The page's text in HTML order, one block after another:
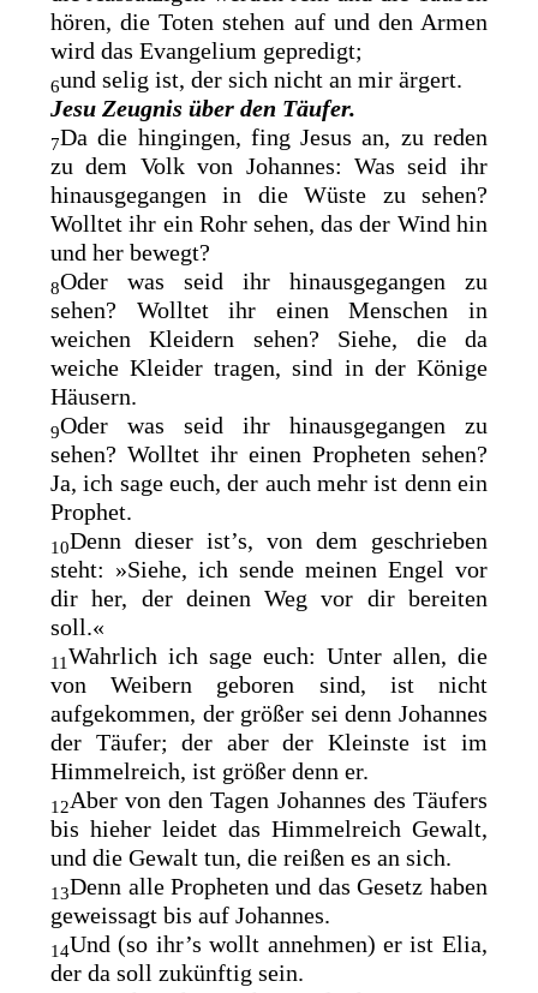
hören, die Toten stehen auf und den Armen
wird das Evangelium gepredigt;
6undselig ist, der sich nichtan mir ärgert.
Jesu Zeugnis über den Täufer.
7Da die hingingen, fing Jesus an, zu reden
zu dem Volk von Johannes: Was seid ihr
hinausgegangen in dieWüste zu sehen?
Wolltet ihr ein Rohr sehen, das der Wind hin
und her bewegt?
8Oder was seid ihr hinausgegangen zu
sehen? Wolltet ihr einen Menschen in
weichen Kleidern sehen? Siehe, die da
weiche Kleider tragen, sind in der Könige
Häusern.
9Oder was seid ihr hinausgegangen zu
sehen? Wolltet ihr einen Propheten sehen?
Ja, ich sage euch, der auch mehr ist denn ein
Prophet.
10Denn dieser ist’s, von dem geschrieben
steht: »Siehe, ich sende meinen Engel vor
dir her, der deinen Weg vor dir bereiten
soll.«
11Wahrlich ich sage euch: Unter allen, die
von Weibern geboren sind, ist nicht
aufgekommen, der größer sei denn Johannes
der Täufer; der aber der Kleinste ist im
Himmelreich, ist größer denn er.
12Abervon den Tagen Johannes des Täufers
bis hieher leidet das Himmelreich Gewalt,
und die Gewalt tun, die reißen es an sich.
13Denn alle Propheten und das Gesetz haben
geweissagt bis auf Johannes.
14Und (so ihr’s wollt annehmen) er ist Elia,
der da soll zukünftig sein.